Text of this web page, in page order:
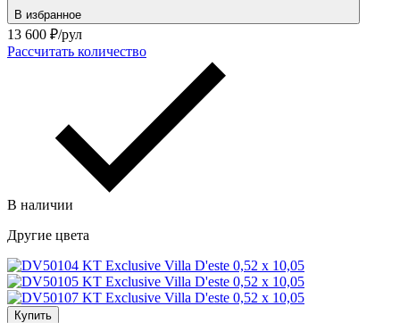
В избранное
13 600 ₽/рул
Рассчитать количество
В наличии
Другие цвета
Купить